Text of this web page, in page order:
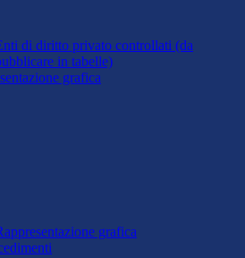
di diritto privato controllati (da
in tabelle)
grafica
grafica